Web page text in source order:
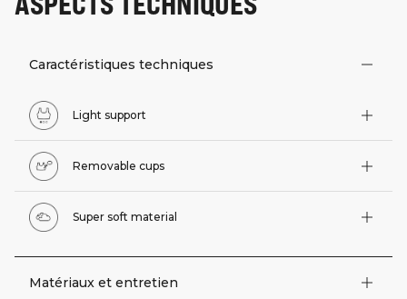
Caractéristiques techniques
Light support
Removable cups
Super soft material
Matériaux et entretien